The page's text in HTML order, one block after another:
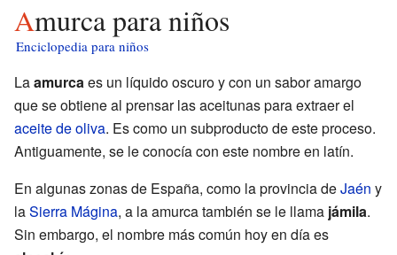
Amurca para niños
Enciclopedia para niños
Laamurcaes un líquido oscuro y con un sabor amargo
que se obtiene al prensar las aceitunas para extraer el
aceite de oliva. Es como un subproducto de este proceso.
Antiguamente, se le conocía con este nombre en latín.
En algunas zonas de España, como la provincia deJaén y
laSierra Mágina, a la amurca también se le llama jámila.
Sin embargo, el nombre más común hoy en día es